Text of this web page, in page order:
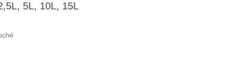
5L, 10L, 15L